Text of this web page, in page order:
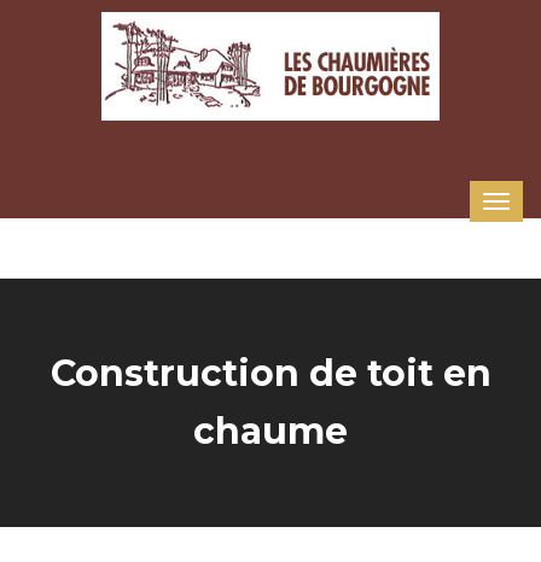
Construction de toit en
chaume
Panneau de gestion des cookies